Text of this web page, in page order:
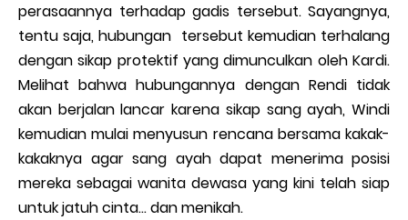
perasaannya terhadap gadis tersebut. Sayangnya,
tentu saja, hubungan tersebut kemudian terhalang
dengan sikap protektif yang dimunculkan oleh Kardi.
Melihat bahwa hubungannya dengan Rendi tidak
akan berjalan lancar karena sikap sang ayah, Windi
kemudian mulai menyusun rencana bersama kakak-
kakaknya agar sang ayah dapat menerima posisi
mereka sebagai wanita dewasa yang kini telah siap
untuk jatuh cinta… dan menikah.